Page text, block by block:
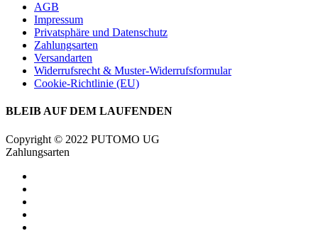
AGB
Impressum
Privatsphäre und Datenschutz
Zahlungsarten
Versandarten
Widerrufsrecht & Muster-Widerrufsformular
Cookie-Richtlinie (EU)
BLEIB AUF DEM LAUFENDEN
Copyright © 2022 PUTOMO UG
Zahlungsarten